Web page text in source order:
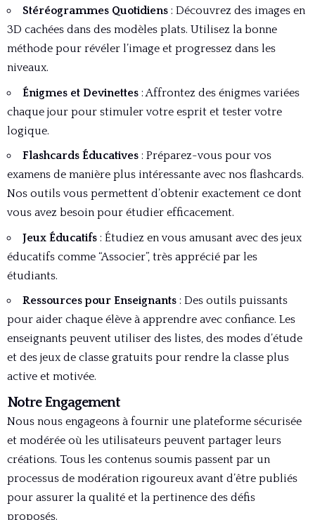
Stéréogrammes Quotidiens : Découvrez des images en
3D cachées dans des modèles plats. Utilisez la bonne
méthode pour révéler l’image et progressez dans les
niveaux.
Énigmes et Devinettes : Affrontez des énigmes variées
chaque jour pour stimuler votre esprit et tester votre
logique.
Flashcards Éducatives : Préparez-vous pour vos
examens de manière plus intéressante avec nos flashcards.
Nos outils vous permettent d’obtenir exactement ce dont
vous avez besoin pour étudier efficacement.
Jeux Éducatifs : Étudiez en vous amusant avec des jeux
éducatifs comme “Associer”, très apprécié par les
étudiants.
Ressources pour Enseignants : Des outils puissants
pour aider chaque élève à apprendre avec confiance. Les
enseignants peuvent utiliser des listes, des modes d’étude
et des jeux de classe gratuits pour rendre la classe plus
active et motivée.
Notre Engagement
Nous nous engageons à fournir une plateforme sécurisée
et modérée où les utilisateurs peuvent partager leurs
créations. Tous les contenus soumis passent par un
processus de modération rigoureux avant d’être publiés
pour assurer la qualité et la pertinence des défis
proposés.